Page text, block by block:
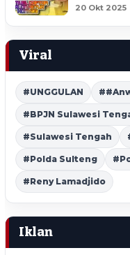
20 Okt 2025
Viral
#UNGGULAN
#BPJN Sulawesi
#Sulawesi Tengah
#Polda Sulteng
#Reny Lamadjido
Iklan